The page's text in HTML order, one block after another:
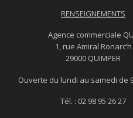
RENSEIGNEMENTS
Agence commerciale
1, rue Amiral Ronarc’h
29000 QUIMPER
Ouverte du lundi au samedi de
Tél. : 02 98 95 26 27